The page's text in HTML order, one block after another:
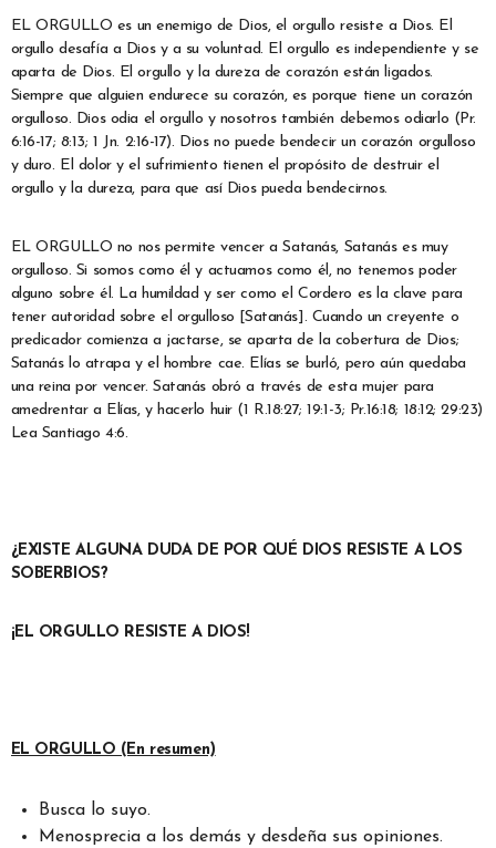
EL ORGULLO es un enemigo de Dios, el orgullo resiste a Dios. El
orgullo desafía a Dios y a su voluntad. El orgullo es independiente y se
aparta de Dios. El orgullo y la dureza de corazón están ligados.
Siempre que alguien endurece su corazón, es porque tiene un corazón
orgulloso. Dios odia el orgullo y nosotros también debemos odiarlo (Pr.
6:16-17; 8:13; 1 Jn. 2:16-17). Dios no puede bendecir un corazón orgulloso
y duro. El dolor y el sufrimiento tienen el propósito de destruir el
orgullo y la dureza, para que así Dios pueda bendecirnos.
EL ORGULLO no nos permite vencer a Satanás, Satanás es muy
orgulloso. Si somos como él y actuamos como él, no tenemos poder
alguno sobre él. La humildad y ser como el Cordero es la clave para
tener autoridad sobre el orgulloso [Satanás]. Cuando un creyente o
predicador comienza a jactarse, se aparta de la cobertura de Dios;
Satanás lo atrapa y el hombre cae. Elías se burló, pero aún quedaba
una reina por vencer. Satanás obró a través de esta mujer para
amedrentar a Elías, y hacerlo huir (1 R.18:27; 19:1-3; Pr.16:18; 18:12; 29:23)
Lea Santiago 4:6.
¿EXISTE ALGUNA DUDA DE POR QUÉ DIOS RESISTE A LOS
SOBERBIOS?
¡EL ORGULLO RESISTE A DIOS!
EL ORGULLO (En resumen)
Busca lo suyo.
Menosprecia a los demás y desdeña sus opiniones.